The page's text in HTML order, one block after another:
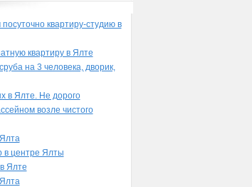
квартиру-студию в
квартиру в Ялте
на 3 человека, дворик,
в Ялте. Не дорого
возле чистого
в центре Ялты
Ялте